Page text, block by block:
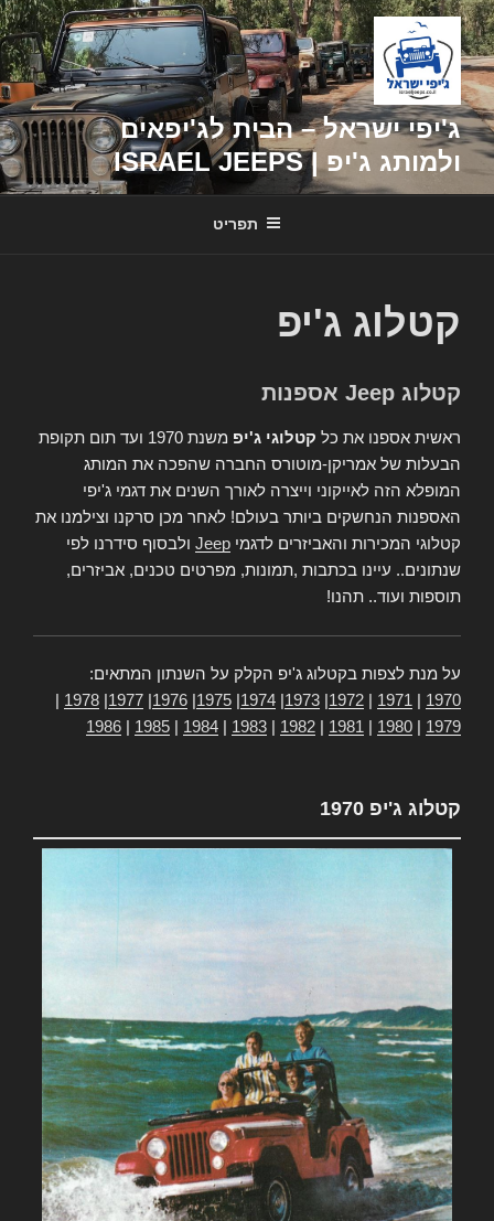
דילוג
לתוכן
ג'יפי ישראל – הבית לג'יפאים
ולמותג ג'יפ | ISRAEL JEEPS
תפריט
קטלוג ג'יפ
קטלוג Jeep אספנות
ראשית אספנו את כל קטלוגי ג'יפ
משנת 1970 ועד תום תקופת
הבעלות של אמריקן-מוטורס החברה שהפכה את המותג
המופלא הזה לאייקוני וייצרה לאורך השנים את דגמי ג'יפי
האספנות הנחשקים ביותר בעולם! לאחר מכן סרקנו וצילמנו את
קטלוגי המכירות והאביזרים לדגמי Jeep ולבסוף סידרנו לפי
שנתונים.. עיינו בכתבות ,תמונות, מפרטים טכנים, אביזרים,
תוספות ועוד.. תהנו!
על מנת לצפות בקטלוג ג'יפ הקלק על השנתון המתאים:
1970
1971
1972
1973
1974
1975
1976
1977
1978
1979
1980
1981
1982
1983
1984
1985
1986
קטלוג ג'יפ 1970